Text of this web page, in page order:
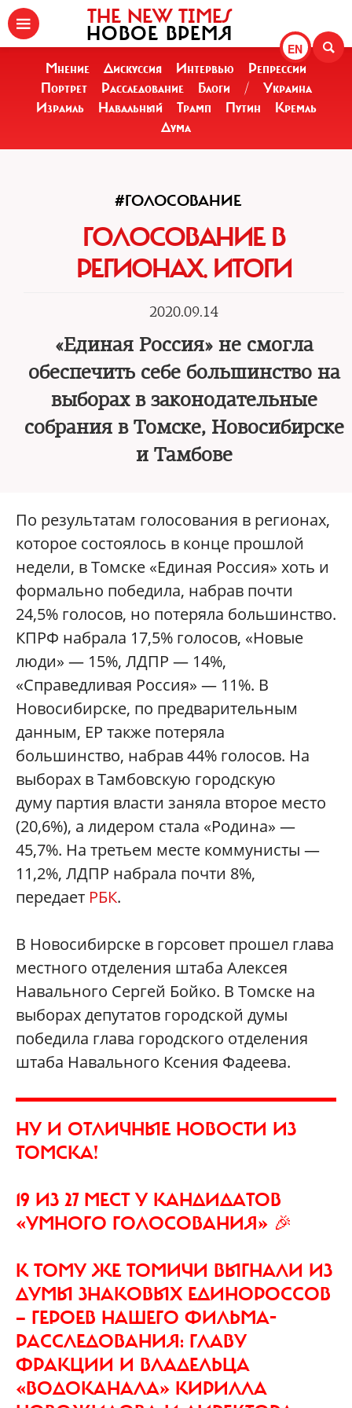
EN
THE NEW TIMES
НОВОЕ ВРЕМЯ
Мнение Дискуссия Интервью
Репрессии
Портрет
Расследование Блоги /
Украина
Израиль
Навальный Трамп Путин
Кремль
Дума
#ГОЛОСОВАНИЕ
ГОЛОСОВАНИЕ В
РЕГИОНАХ. ИТОГИ
2020.09.14
«Единая Россия» не смогла
обеспечить себе большинство на
выборах в законодательные
собрания в Томске, Новосибирске
и Тамбове
По результатам голосования в регионах,
которое состоялось в конце прошлой
недели, в Томске «Единая Россия» хоть и
формально победила, набрав почти
24,5% голосов, но потеряла большинство.
КПРФ набрала 17,5% голосов, «Новые
люди» — 15%, ЛДПР — 14%,
«Справедливая Россия» — 11%. В
Новосибирске, по предварительным
данным, ЕР также потеряла
большинство, набрав 44% голосов. На
выборах в Тамбовскую городскую
думу партия власти заняла второе место
(20,6%), а лидером стала «Родина» —
45,7%. На третьем месте коммунисты —
11,2%, ЛДПР набрала почти 8%,
передает РБК.
В Новосибирске в горсовет прошел глава
местного отделения штаба Алексея
Навального Сергей Бойко. В Томске на
выборах депутатов городской думы
победила глава городского отделения
штаба Навального Ксения Фадеева.
НУ И ОТЛИЧНЫЕ НОВОСТИ ИЗ
ТОМСКА!
19 ИЗ 27 МЕСТ У КАНДИДАТОВ
«УМНОГО ГОЛОСОВАНИЯ» 🎉
К ТОМУ ЖЕ ТОМИЧИ ВЫГНАЛИ ИЗ
ДУМЫ ЗНАКОВЫХ ЕДИНОРОССОВ
— ГЕРОЕВ НАШЕГО ФИЛЬМА-
РАССЛЕДОВАНИЯ: ГЛАВУ
ФРАКЦИИ И ВЛАДЕЛЬЦА
«ВОДОКАНАЛА» КИРИЛЛА